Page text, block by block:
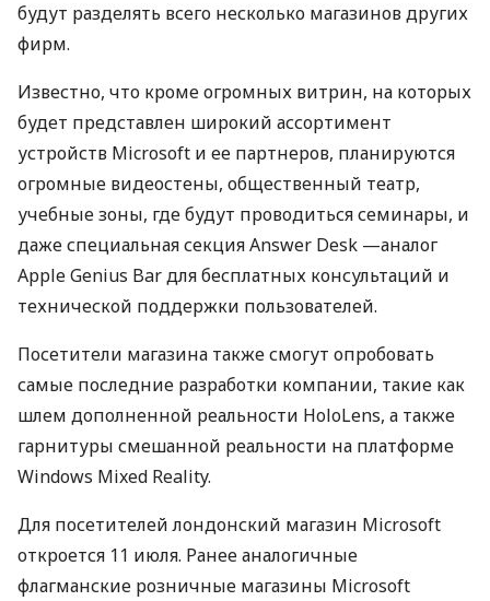
будут разделять всего несколько магазинов других
фирм.
Известно, что кроме огромных витрин, на которых
будет представлен широкий ассортимент
устройств Microsoft и ее партнеров, планируются
огромные видеостены, общественный театр,
учебные зоны, где будут проводиться семинары, и
даже специальная секция Answer Desk —аналог
Apple Genius Bar для бесплатных консультаций и
технической поддержки пользователей.
Посетители магазина также смогут опробовать
самые последние разработки компании, такие как
шлем дополненной реальности HoloLens, а также
гарнитуры смешанной реальности на платформе
Windows Mixed Reality.
Для посетителей лондонский магазин Microsoft
откроется 11 июля. Ранее аналогичные
флагманские розничные магазины Microsoft